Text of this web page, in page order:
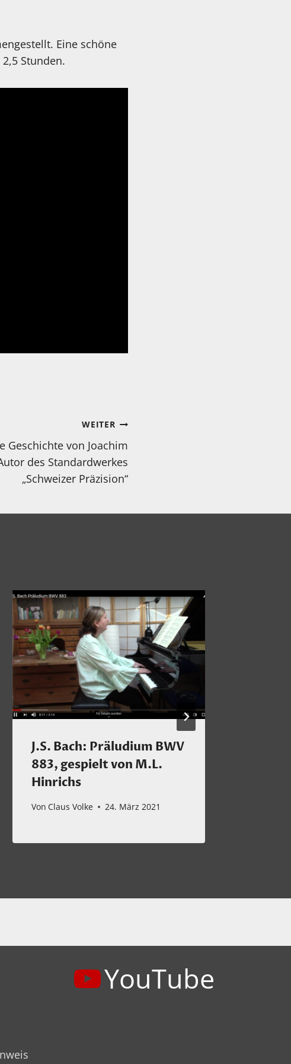
Eine schöne
Stunden.
WEITER
Geschichte von Joachim
des Standardwerkes
„Schweizer Präzision“
J.S. Bach: Präludium BWV
883, gespielt von M.L.
Hinrichs
Von Claus Volke 24. März 2021
YouTube